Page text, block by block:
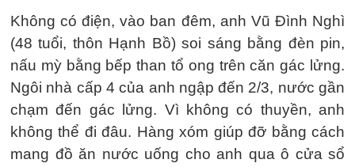
Không có điện, vào ban đêm, anh Vũ Đình Nghì
(48 tuổi, thôn Hạnh Bồ) soi sáng bằng đèn pin,
nấu mỳ bằng bếp than tổ ong trên căn gác lửng.
Ngôi nhà cấp 4 của anh ngập đến 2/3, nước gần
chạm đến gác lửng. Vì không có thuyền, anh
không thể đi đâu. Hàng xóm giúp đỡ bằng cách
mang đồ ăn nước uống cho anh qua ô cửa sổ